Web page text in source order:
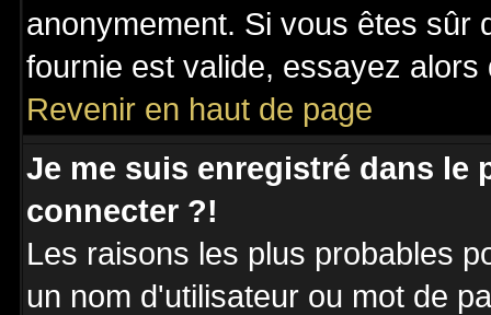
anonymement. Si vous êtes sûr
fournie est valide, essayez
Revenir en haut de page
Je me suis enregistré dans le
connecter ?!
Les raisons les plus probables
un nom d'utilisateur ou mot de